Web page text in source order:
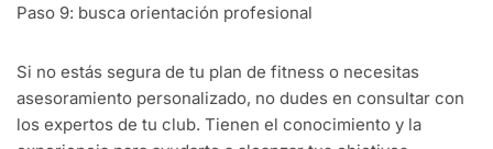
Paso 9: busca orientación profesional
Si no estás segura de tu plan de fitness o necesitas
asesoramiento personalizado, no dudes en consultar con
los expertos de tu club. Tienen el conocimiento y la